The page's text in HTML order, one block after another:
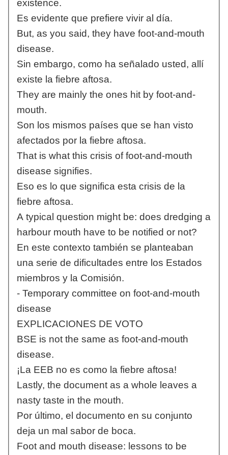
existence.
Es evidente que prefiere vivir al día.
But, as you said, they have foot-and-mouth
disease.
Sin embargo, como ha señalado usted, allí
existe la fiebre aftosa.
They are mainly the ones hit by foot-and-
mouth.
Son los mismos países que se han visto
afectados por la fiebre aftosa.
That is what this crisis of foot-and-mouth
disease signifies.
Eso es lo que significa esta crisis de la
fiebre aftosa.
A typical question might be: does dredging a
harbour mouth have to be notified or not?
En este contexto también se planteaban
una serie de dificultades entre los Estados
miembros y la Comisión.
- Temporary committee on foot-and-mouth
disease
EXPLICACIONES DE VOTO
BSE is not the same as foot-and-mouth
disease.
¡La EEB no es como la fiebre aftosa!
Lastly, the document as a whole leaves a
nasty taste in the mouth.
Por último, el documento en su conjunto
deja un mal sabor de boca.
Foot and mouth disease: lessons to be